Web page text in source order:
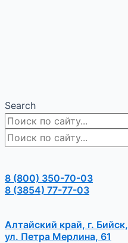
Search
8 (800) 350-70-03
8 (3854) 77-77-03
Алтайский край, г. Бийск,
ул. Петра Мерлина, 61